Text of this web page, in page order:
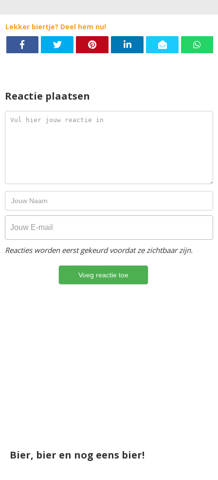
Lekker biertje? Deel hem nu!
Reactie plaatsen
Reacties worden eerst gekeurd voordat ze zichtbaar zijn.
Bier, bier en nog eens bier!